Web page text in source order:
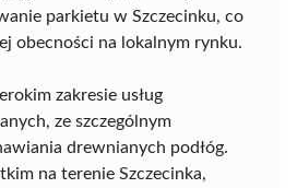
parkietu w Szczecinku, co
obecności na lokalnym rynku.
zakresie usług
ze szczególnym
drewnianych podłóg.
na terenie Szczecinka,